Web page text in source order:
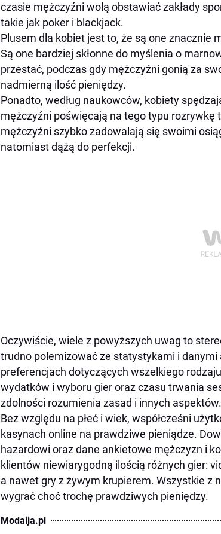
czasie mężczyźni wolą obstawiać zakłady
takie jak poker i blackjack.
Plusem dla kobiet jest to, że są one znacznie
Są one bardziej skłonne do myślenia o
przestać, podczas gdy mężczyźni gonią za
nadmierną ilość pieniędzy.
Ponadto, według naukowców, kobiety
mężczyźni poświęcają na tego typu rozrywkę
mężczyźni szybko zadowalają się swoimi
natomiast dążą do perfekcji.
Oczywiście, wiele z powyższych uwag to
trudno polemizować ze statystykami i
preferencjach dotyczących wszelkiego
wydatków i wyboru gier oraz czasu trwania
zdolności rozumienia zasad i innych aspektów.
Bez względu na płeć i wiek, współcześni
kasynach online na prawdziwe pieniądze.
hazardowi oraz dane ankietowe mężczyzn i
klientów niewiarygodną ilością różnych gier:
a nawet gry z żywym krupierem. Wszystkie z
wygrać choć trochę prawdziwych pieniędzy.
Modaija.pl